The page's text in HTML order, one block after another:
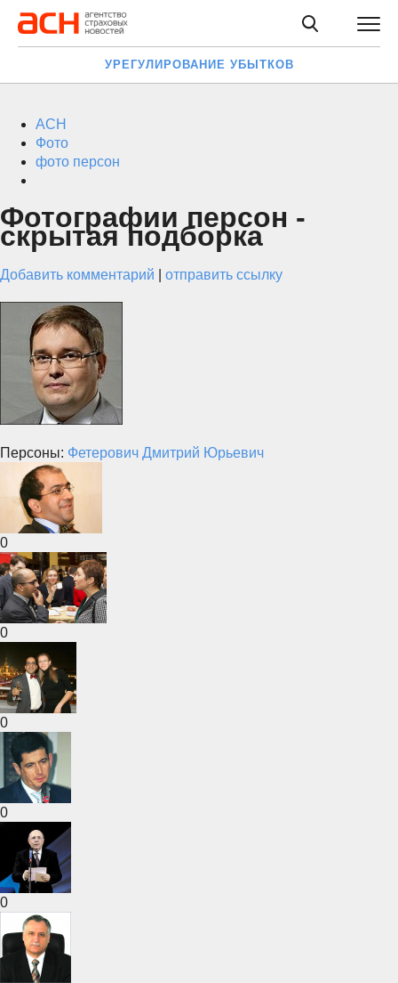
УРЕГУЛИРОВАНИЕ УБЫТКОВ
АСН
Фото
фото персон
Фотографии персон -
скрытая подборка
Добавить комментарий отправить ссылку
Персоны: Фетерович Дмитрий Юрьевич
0
0
0
0
0